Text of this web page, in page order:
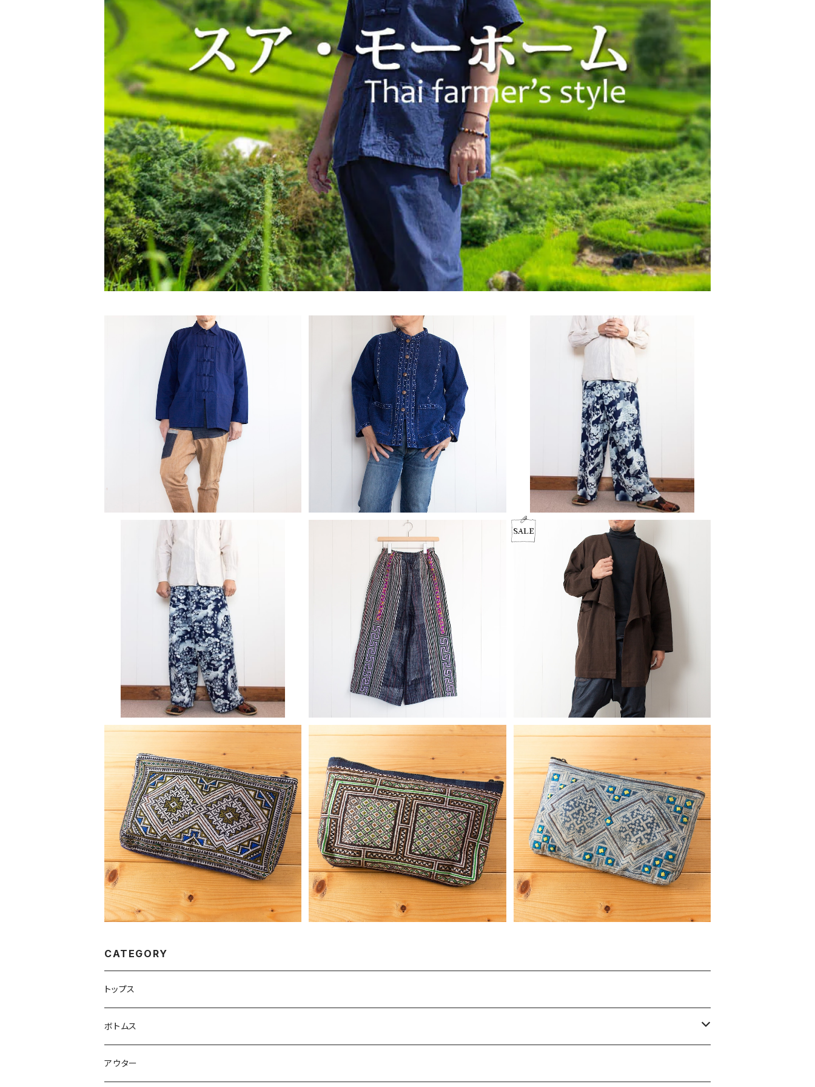
襟付きモーホーム ／長袖
¥3,200
SOLD OUT
ステッチ入りモーホーム／長袖
¥3,400
和柄タイパンツ（松梅菊）
¥3,600
和柄タイパンツ（鶴と松竹梅）
¥3,600
モン族刺繍ワイドパンツ4
¥14,800
草木染め手織り綿のビッグカラーデザインジ
ャケット
¥8,400
モン族刺繍ポーチ（大）4
¥2,200
モン族刺繍ポーチ（大）5
¥2,200
モン族藍染バティックポーチ（大）7
¥2,000
CATEGORY
トップス
ボトムス
タイパンツ
アウター